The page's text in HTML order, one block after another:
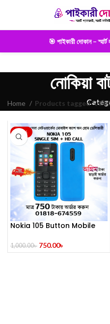
🎯 পাইকারী দোকান –
নোকিয়া
Home Products tagged “নোকিয়া
-25%
Nokia 105 Button Mobile
1,000.00৳ 750.00৳